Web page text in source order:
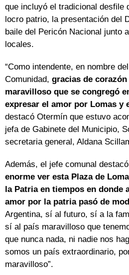
que incluyó el tradicional desfile
locro patrio, la presentación del
baile del Pericón Nacional junto
locales.
“Como intendente, en nombre
Comunidad, gracias de
maravilloso que se congregó
expresar el amor por Lomas y
destacó Otermín que estuvo
jefa de Gabinete del Municipio,
secretaria general, Aldana
Además, el jefe comunal
enorme ver esta Plaza de
la Patria en tiempos en donde
amor por la patria pasó de
Argentina, sí al futuro, sí a la
sí al país maravilloso que
que nunca nada, ni nadie nos
somos un país extraordinario,
maravilloso”.